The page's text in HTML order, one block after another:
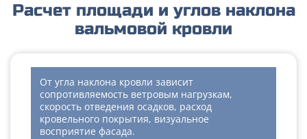
Расчет площади и углов наклона
вальмовой кровли
От угла наклона кровли зависит
сопротивляемость ветровым нагрузкам,
скорость отведения осадков, расход
кровельного покрытия, визуальное
восприятие фасада.